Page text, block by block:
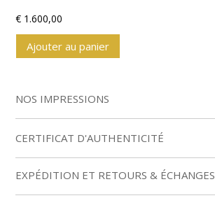
€ 1.600,00
Ajouter au panier
t
e
t
i
NOS IMPRESSIONS
CERTIFICAT D'AUTHENTICITÉ
EXPÉDITION ET RETOURS & ÉCHANGES